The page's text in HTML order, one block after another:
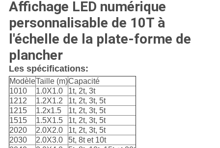
Affichage LED numérique
personnalisable de 10T à
l'échelle de la plate-forme de
plancher
Les spécifications:
ModèleTaille (m)Capacité
1010
1.0X1.0
1t, 2t, 3t
1212
1.2X1.2
1t, 2t, 3t, 5t
1215
1.2x1.5
1t, 2t, 3t, 5t
1515
1.5X1.5
1t, 2t, 3t, 5t
2020
2.0X2.0
1t, 2t, 3t, 5t
2030
2.0X3.0
5t, 8t et 10t